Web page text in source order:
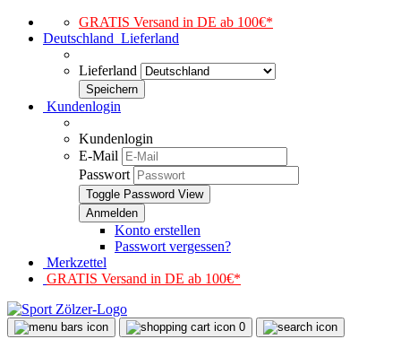
GRATIS Versand in DE ab 100€*
Deutschland Lieferland
Lieferland
Kundenlogin
Kundenlogin
E-Mail
Passwort
Toggle Password View
Konto erstellen
Passwort vergessen?
Merkzettel
GRATIS Versand in DE ab 100€*
0